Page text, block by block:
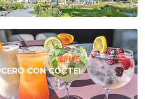
CON CÓCTEL